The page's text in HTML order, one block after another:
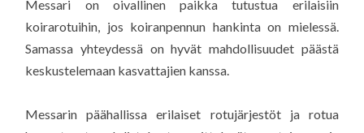
Messari on oivallinen paikka tutustua erilaisiin
koirarotuihin, jos koiranpennun hankinta on mielessä.
Samassa yhteydessä on hyvät mahdollisuudet päästä
keskustelemaan kasvattajien kanssa.
Messarin päähallissa erilaiset rotujärjestöt ja rotua